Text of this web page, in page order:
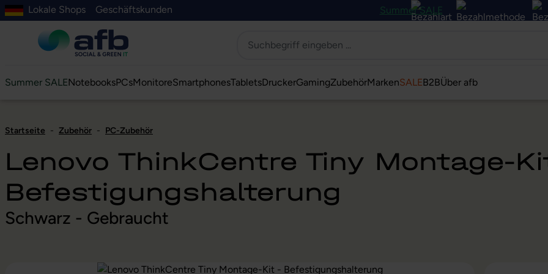
springen
Suche springen
Zur Hauptnavigation springen
Zur Navigation der B2B-Plattform springen
Lokale Shops Geschäftskunden Summer SALE
Summer SALENotebooksPCsMonitoreSmartphonesTabletsDruckerGamingZubehörMarkenSALEB2BÜber afb
Startseite - Zubehör - PC-Zubehör
Lenovo ThinkCentre Tiny Montage-
Befestigungshalterung
Schwarz - Gebraucht
Bildergalerie überspringen